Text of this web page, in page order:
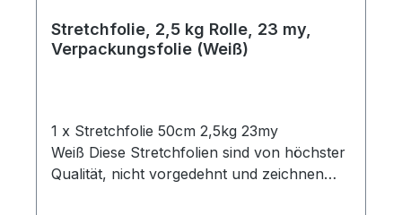
Stretchfolie, 2,5 kg Rolle, 23 my,
Verpackungsfolie (Weiß)
1 x Stretchfolie 50cm 2,5kg 23my
Weiß Diese Stretchfolien sind von höchster
Qualität, nicht vorgedehnt und zeichnen